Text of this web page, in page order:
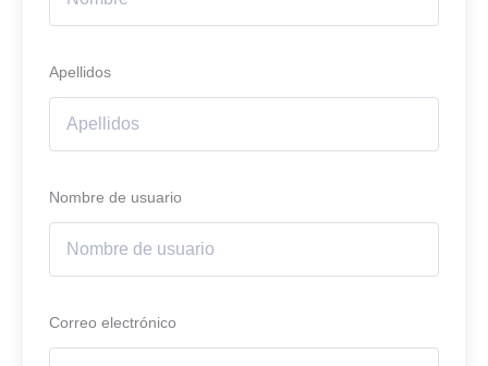
Apellidos
Nombre de usuario
Correo electrónico